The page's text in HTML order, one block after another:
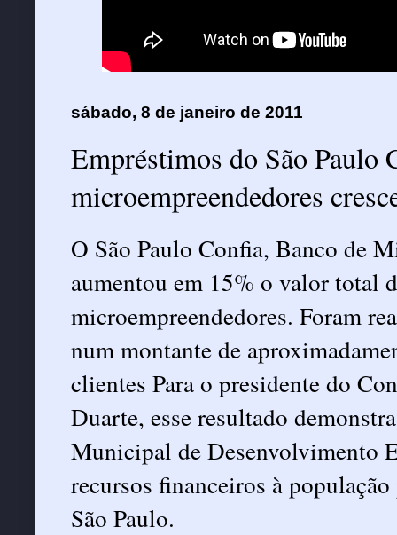
sábado, 8 de janeiro de 2011
Empréstimos do São Paulo
microempreendedores
O São Paulo Confia, Banco de
aumentou em 15% o valor total
microempreendedores. Foram
num montante de
clientes Para o presidente do
Duarte, esse resultado
Municipal de Desenvolvimento
recursos financeiros à
São Paulo.